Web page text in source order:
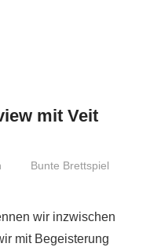
mit Veit
Bunte Brettspiel
wir inzwischen
mit Begeisterung